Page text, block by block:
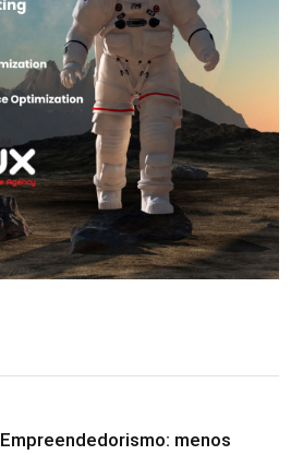
Empreendedorismo: menos